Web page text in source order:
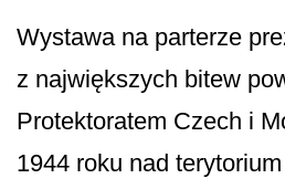
Wystawa na parterze
z największych bitew
Protektoratem Czech i
1944 roku nad